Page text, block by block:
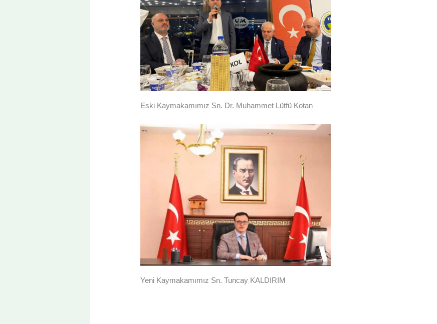
Eski Kaymakamımız Sn. Dr. Muhammet Lütfü Kotan
Yeni Kaymakamımız Sn. Tuncay KALDIRIM